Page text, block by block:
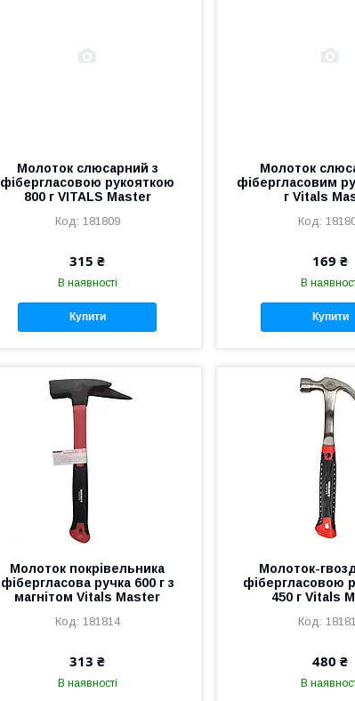
Молоток слюсарний з
фібергласовою рукояткою
800 г VITALS Master
181809
315 ₴
В наявності
Купити
Молоток
фібергласовим
г Vitals
169 ₴
В
Купити
Молоток покрівельника
фібергласова ручка 600 г з
магнітом Vitals Master
181814
313 ₴
В наявності
Молоток-
фібергласовою
450 г Vitals
480 ₴
В